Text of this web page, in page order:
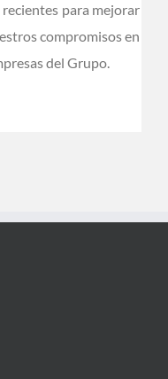
para mejorar
compromisos en
del Grupo.